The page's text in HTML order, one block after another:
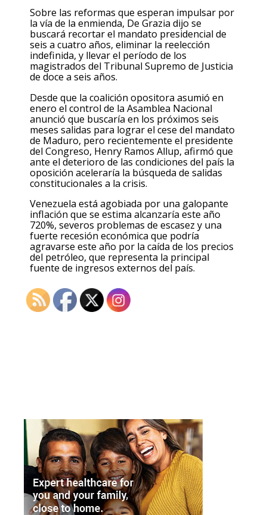
Sobre las reformas que esperan impulsar por
la vía de la enmienda, De Grazia dijo se
buscará recortar el mandato presidencial de
seis a cuatro años, eliminar la reelección
indefinida, y llevar el período de los
magistrados del Tribunal Supremo de Justicia
de doce a seis años.
Desde que la coalición opositora asumió en
enero el control de la Asamblea Nacional
anunció que buscaría en los próximos seis
meses salidas para lograr el cese del mandato
de Maduro, pero recientemente el presidente
del Congreso, Henry Ramos Allup, afirmó que
ante el deterioro de las condiciones del país la
oposición aceleraría la búsqueda de salidas
constitucionales a la crisis.
Venezuela está agobiada por una galopante
inflación que se estima alcanzaría este año
720%, severos problemas de escasez y una
fuerte recesión económica que podría
agravarse este año por la caída de los precios
del petróleo, que representa la principal
fuente de ingresos externos del país.